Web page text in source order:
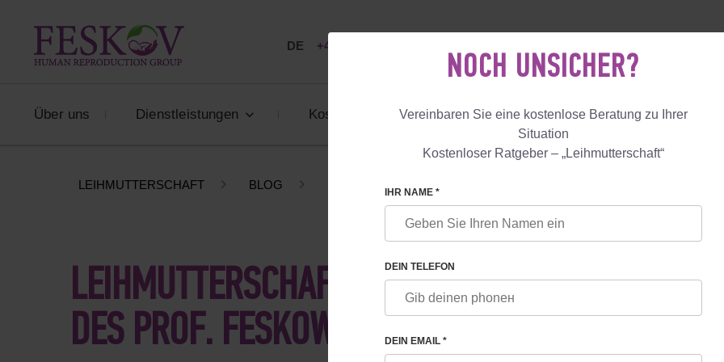
DE +49 800 18 040 53
Über uns Dienstleistungen Kosten Bewertungen Blog Lösungen
LEIHMUTTERSCHAFT BLOG
LEIHMUTTERSCHAFT IN DER UKRAINE ― KLINIK
DES PROF. FESKOW
NOCH UNSICHER?
Vereinbaren Sie eine kostenlose Beratung zu Ihrer
Situation
Kostenloser Ratgeber – „Leihmutterschaft“
IHR NAME *
DEIN TELEFON
DEIN EMAIL *